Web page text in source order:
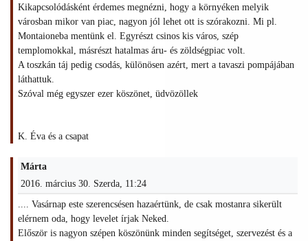
Kikapcsolódásként érdemes megnézni, hogy a környéken melyik
városban mikor van piac, nagyon jól lehet ott is szórakozni. Mi pl.
Montaioneba mentünk el. Egyrészt csinos kis város, szép
templomokkal, másrészt hatalmas áru- és zöldségpiac volt.
A toszkán táj pedig csodás, különösen azért, mert a tavaszi pompájában
láthattuk.
Szóval még egyszer ezer köszönet, üdvözöllek
K. Éva és a csapat
Márta
2016. március 30. Szerda, 11:24
.... Vasárnap este szerencsésen hazaértünk, de csak mostanra sikerült
elérnem oda, hogy levelet írjak Neked.
Először is nagyon szépen köszönünk minden segítséget, szervezést és a